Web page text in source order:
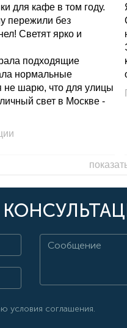
для кафе в том году.
пережили без
Светят ярко и
подходящие
нормальные
не шарю, что для улицы
свет в Москве -
условия соглашения.